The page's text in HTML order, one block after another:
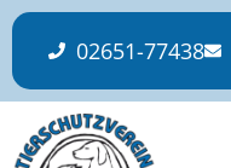
content
02651-77438